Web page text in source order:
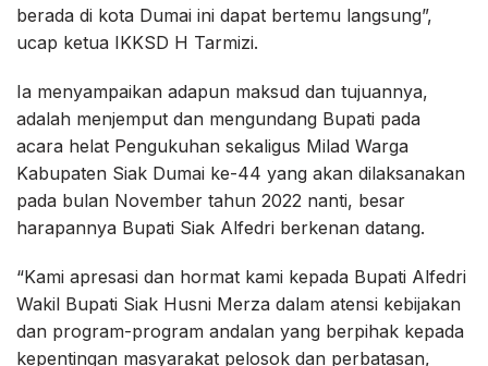
berada di kota Dumai ini dapat bertemu langsung”,
ucap ketua IKKSD H Tarmizi.
Ia menyampaikan adapun maksud dan tujuannya,
adalah menjemput dan mengundang Bupati pada
acara helat Pengukuhan sekaligus Milad Warga
Kabupaten Siak Dumai ke-44 yang akan dilaksanakan
pada bulan November tahun 2022 nanti, besar
harapannya Bupati Siak Alfedri berkenan datang.
“Kami apresasi dan hormat kami kepada Bupati Alfedri
Wakil Bupati Siak Husni Merza dalam atensi kebijakan
dan program-program andalan yang berpihak kepada
kepentingan masyarakat pelosok dan perbatasan,